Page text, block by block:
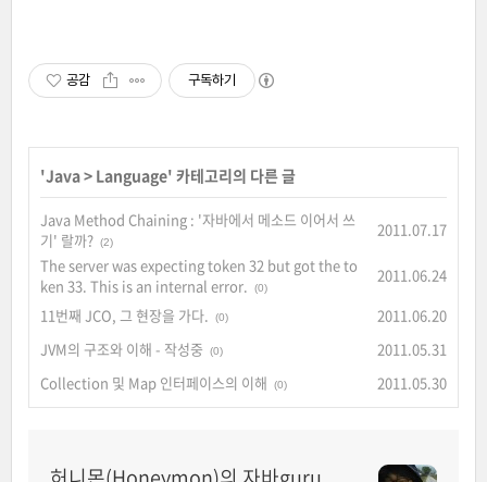
공감 구독하기
'Java> Language' 카테고리의 다른 글
Java Method Chaining : '자바에서 메소드 이어서 쓰
기' 랄까? (2)
2011.07.17
The server was expecting token 32 but got the to
ken 33. This is an internal error.
(0)
2011.06.24
11번째 JCO, 그 현장을 가다.
(0)
2011.06.20
JVM의 구조와 이해 - 작성중
(0)
2011.05.31
Collection 및 Map 인터페이스의 이해
(0) 2011.05.30